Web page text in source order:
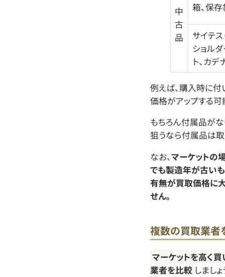
中
古
品
箱、保
サイテス
ショルダ
ト、カデ
例えば、購入時に
価格がアップする可
もちろん付属品が
狙うなら付属品は取
なお、マーケットの
でも製造年が古い
有無が買取価格に
せん。
複数の買取業者
マーケットを高く
業者を比較 しましょ